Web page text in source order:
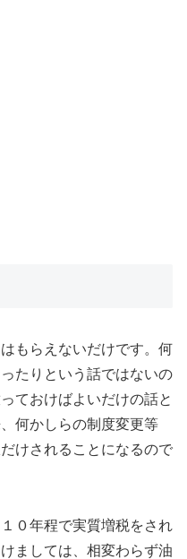
もらえないだけです。何
たりという話ではないの
ておけばよいだけの話と
何かしらの制度変更等
けされることになるので
０年程で実質増税をされ
ましては、相変わらず油